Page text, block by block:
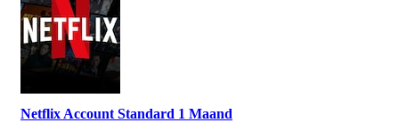
Netflix Account Standard 1 Maand